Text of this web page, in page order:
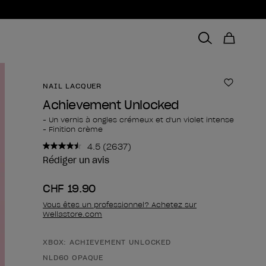
NAIL LACQUER
Achievement Unlocked
- Un vernis à ongles crémeux et d'un violet intense
- Finition crème
4.5 Lire
2637
même
(2637)
Rédiger un avis
CHF 19.90
Vous êtes un professionnel? Achetez sur
Wellastore.com
Forme du produit
XBOX: ACHIEVEMENT UNLOCKED
NLD60 OPAQUE